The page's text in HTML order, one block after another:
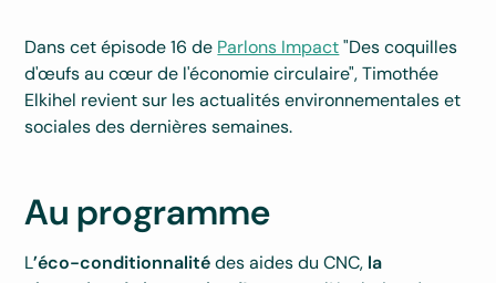
Dans cet épisode 16 de Parlons Impact"Des coquilles
d'œufs au cœur de l'économie circulaire", Timothée
Elkihel revient sur les actualités environnementales et
sociales des dernières semaines.
Au programme
L’éco-conditionnalitédes aides du CNC, la